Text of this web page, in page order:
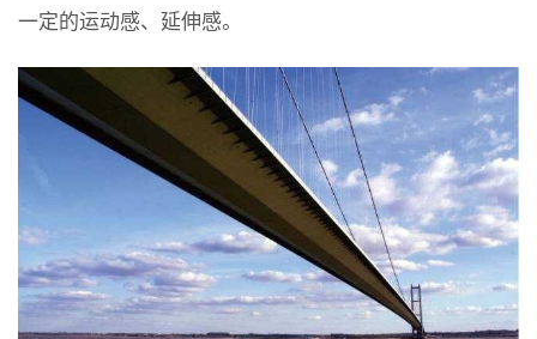
一定的运动感、延伸感。